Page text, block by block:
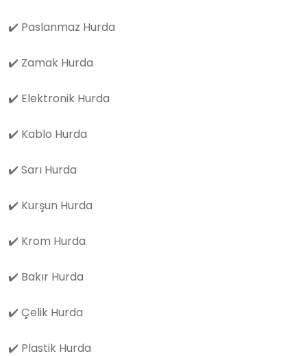
✔️ Paslanmaz Hurda
✔️ Zamak Hurda
✔️ Elektronik Hurda
✔️ Kablo Hurda
✔️ Sarı Hurda
✔️ Kurşun Hurda
✔️ Krom Hurda
✔️ Bakır Hurda
✔️ Çelik Hurda
✔️ Plastik Hurda